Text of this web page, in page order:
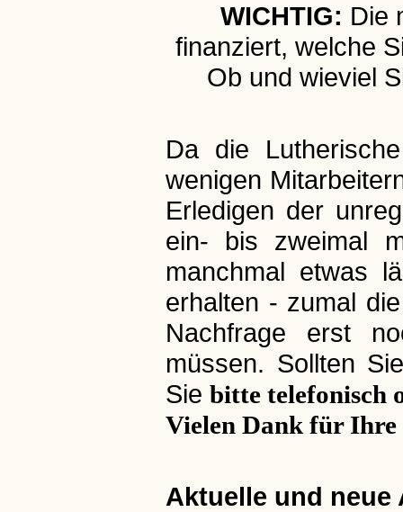
WICHTIG: Die
finanziert, welche
Ob und wieviel
Da die
wenigen
Erledigen der
ein- bis zweimal
manchmal etwas
erhalten - zumal
Nachfrage erst
müssen. Sollten
Sie bitte telefonisch
Vielen Dank für Ihre
Aktuelle und neue